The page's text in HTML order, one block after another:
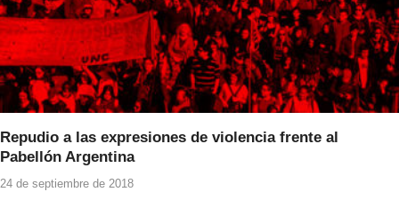
Repudio a las expresiones de violencia frente al
Pabellón Argentina
24 de septiembre de 2018